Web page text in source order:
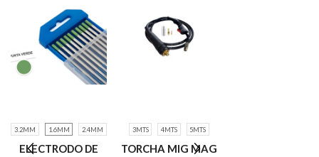
3.2MM 1.6MM 2.4MM
ELECTRODO DE
3MTS 4MTS 5MTS
TORCHA MIG MAG